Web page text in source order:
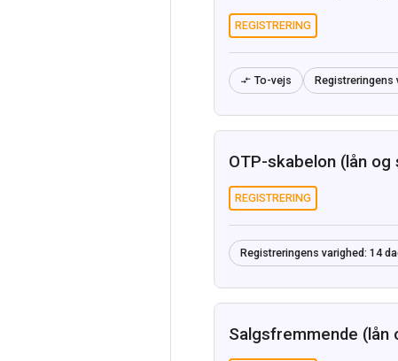
REGISTRERING
 To-vejs Registreringens
OTP-skabelon (lån og
REGISTRERING
Registreringens varighed: 14
Salgsfremmende (lån